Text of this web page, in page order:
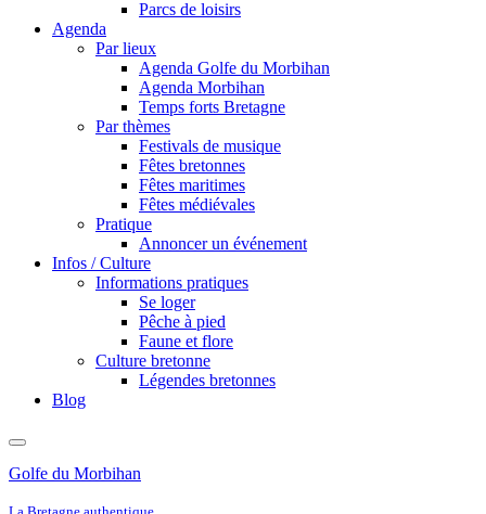
Parcs de loisirs
Agenda
Par lieux
Agenda Golfe du Morbihan
Agenda Morbihan
Temps forts Bretagne
Par thèmes
Festivals de musique
Fêtes bretonnes
Fêtes maritimes
Fêtes médiévales
Pratique
Annoncer un événement
Infos / Culture
Informations pratiques
Se loger
Pêche à pied
Faune et flore
Culture bretonne
Légendes bretonnes
Blog
Golfe du Morbihan